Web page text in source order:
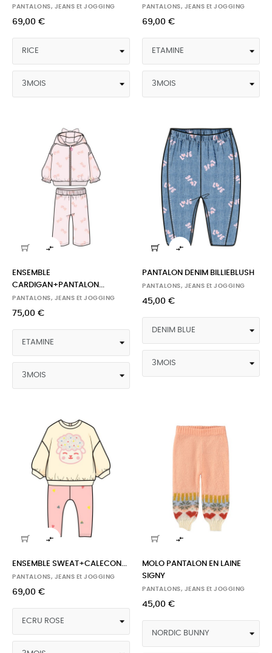
PANTALONS, JEANS Et JOGGING
69,00 €
PANTALONS, JEANS Et JOGGING
69,00 €

ENSEMBLE
CARDIGAN+PANTALON...
PANTALONS, JEANS Et JOGGING
75,00 €

PANTALON DENIM BILLIEBLUSH
PANTALONS, JEANS Et JOGGING
45,00 €

ENSEMBLE SWEAT+CALECON...
PANTALONS, JEANS Et JOGGING
69,00 €

MOLO PANTALON EN LAINE
SIGNY
PANTALONS, JEANS Et JOGGING
45,00 €